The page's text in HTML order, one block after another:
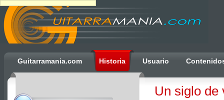
Guitarramania.com Historia Usuario
Ulti
Clocks,
an
Ulti
Un siglo de